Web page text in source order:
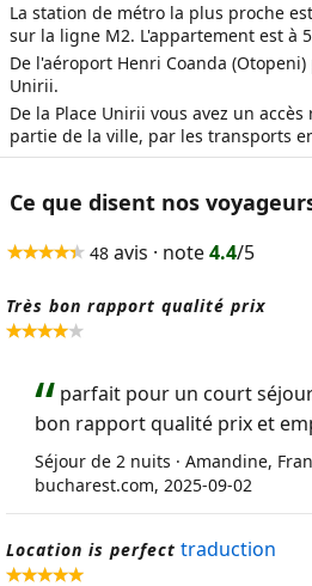
La station de métro la plus proche
sur la ligne M2. L'appartement est à
De l'aéroport Henri Coanda
Unirii.
De la Place Unirii vous avez un
partie de la ville, par les transports
Ce que disent nos
48 avis · note4.4/5
Très bon rapport qualité prix
parfait pour un court
bon rapport qualité prix et
Séjour de 2 nuits · Amandine,
bucharest.com, 2025-09-02
Location is perfect traduction